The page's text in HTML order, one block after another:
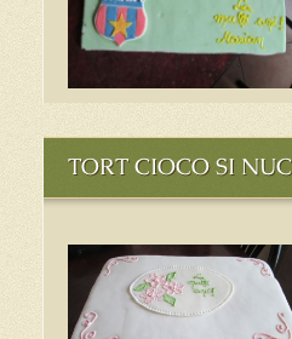
TORT CIOCO SI